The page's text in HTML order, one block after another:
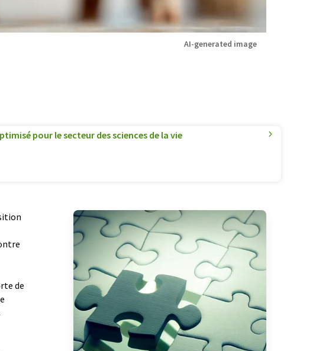
AI-generated image
pour le secteur des sciences de la vie
de